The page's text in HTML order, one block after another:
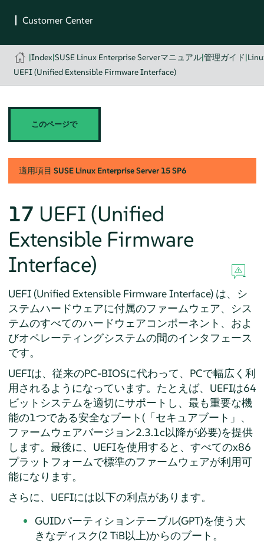
|Index|SUSE Linux Enterprise Serverマニュアル|管理ガイド|
UEFI (Unified Extensible Firmware Interface)
このページで
適用項目 SUSE Linux Enterprise Server 15 SP6
17 UEFI (Unified
Extensible Firmware
Interface)
UEFI (Unified Extensible Firmware Interface) は、シ
ステムハードウェアに付属のファームウェア、シス
テムのすべてのハードウェアコンポーネント、およ
びオペレーティングシステムの間のインタフェース
です。
UEFIは、従来のPC-BIOSに代わって、PCで幅広く利
用されるようになっています。たとえば、UEFIは64
ビットシステムを適切にサポートし、最も重要な機
能の1つである安全なブート(「セキュアブート 」 、
ファームウェアバージョン2.3.1c以降が必要)を提供
します。最後に、UEFIを使用すると、すべてのx86
プラットフォームで標準のファームウェアが利用可
能になります。
さらに、UEFIには以下の利点があります。
GUIDパーティションテーブル(GPT)を使う大
きなディスク(2 TiB以上)からのブート。